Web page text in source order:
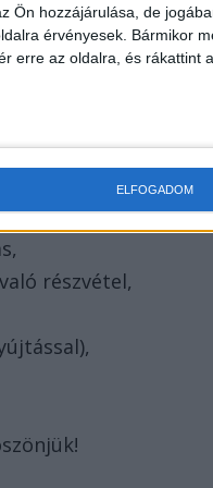
Ön hozzájárulása, de
érvényesek. Bármikor
erre az oldalra, és rákattint
ELFOGADOM
mentő lakosság
telepekről
részvétel,